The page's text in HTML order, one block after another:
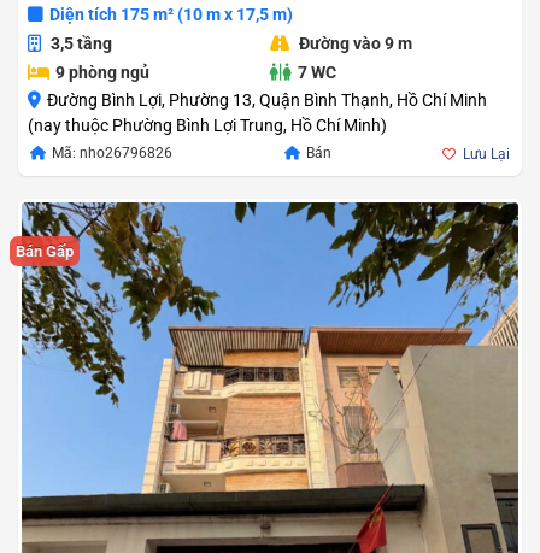
Diện tích 175 m² (10 m x 17,5 m)
3,5 tầng
Đường vào 9 m
9 phòng ngủ
7 WC
Đường Bình Lợi, Phường 13, Quận Bình Thạnh, Hồ Chí Minh
(nay thuộc Phường Bình Lợi Trung, Hồ Chí Minh)
Mã: nho26796826 Bán Lưu Lại
Bán Gấp